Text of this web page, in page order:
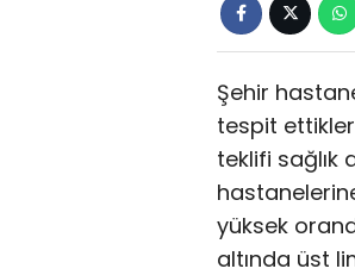
Şehir
tespit
teklifi sağlık
yüksek
altında üst